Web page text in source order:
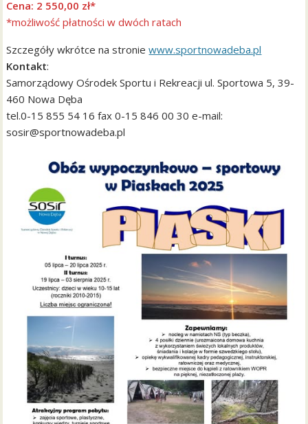
Cena: 2 550,00 zł*
*możliwość płatności w dwóch ratach
Szczegóły wkrótce na stroniewww.sportnowadeba.pl
Kontakt:
Samorządowy Ośrodek Sportu i Rekreacji ul. Sportowa 5, 39-
460 Nowa Dęba
tel.0-15 855 54 16 fax 0-15 846 00 30 e-mail:
sosir@sportnowadeba.pl